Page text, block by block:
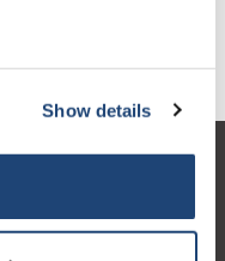
Show details